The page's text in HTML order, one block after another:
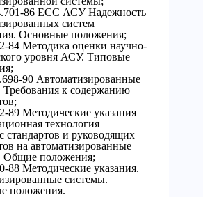
86 ЕСС АСУ Надежность
систем
Основные положения;
84 Методика оценки научно-
уровня АСУ. Типовые
90 Автоматизированные
Требования к содержанию
89 Методические указания
технология
стандартов и руководящих
на автоматизированные
Общие положения;
88 Методические указания.
системы.
положения.